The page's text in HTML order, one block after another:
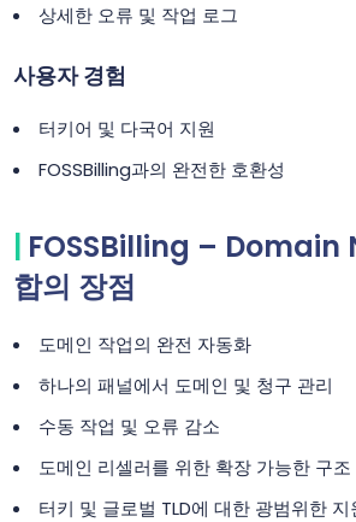
상세한 오류 및 작업 로그
사용자 경험
터키어 및 다국어 지원
FOSSBilling과의 완전한 호환성
FOSSBilling – Domain
합의 장점
도메인 작업의 완전 자동화
하나의 패널에서 도메인 및 청구 관리
수동 작업 및 오류 감소
도메인 리셀러를 위한 확장 가능한 구조
터키 및 글로벌 TLD에 대한 광범위한 지